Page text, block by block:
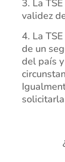
La
validez
La
de un
del país